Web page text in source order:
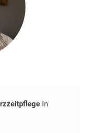
in